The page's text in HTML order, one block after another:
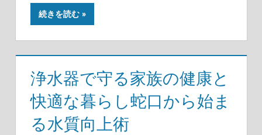
続きを読む
浄水器で守る家族の健康と
快適な暮らし蛇口から始ま
る水質向上術